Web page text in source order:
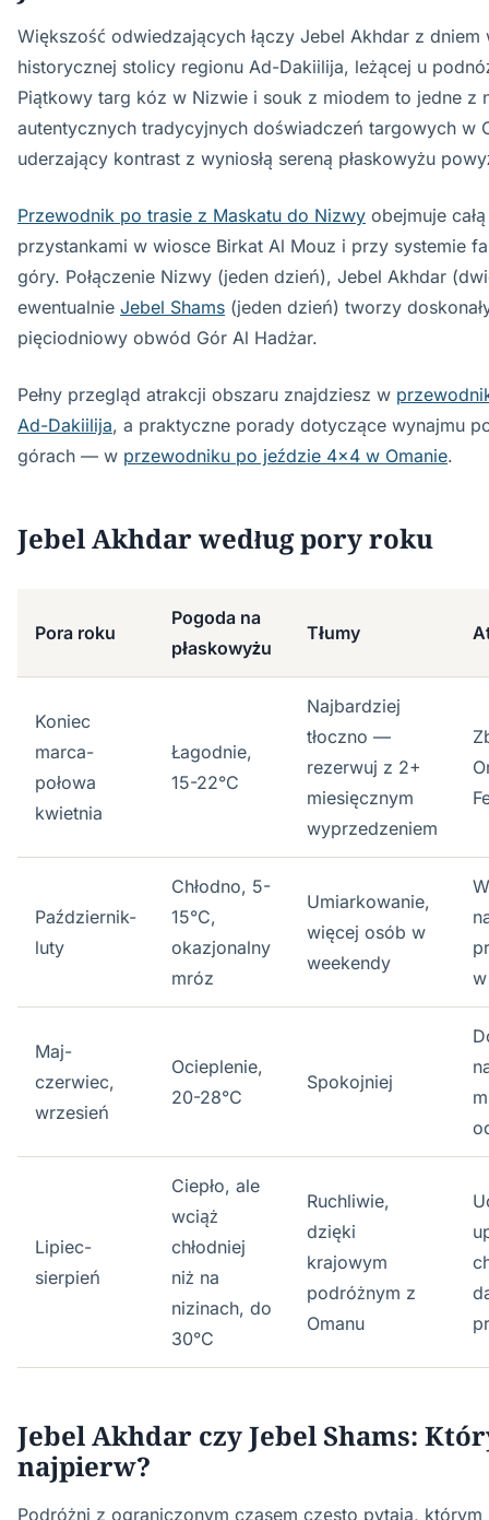
Większość odwiedzających łączy Jebel Akhdar z
historycznej stolicy regionu Ad-Dakiilija, leżącej u
Piątkowy targ kóz w Nizwie i souk z miodem to jedne z
autentycznych tradycyjnych doświadczeń targowych w
uderzający kontrast z wyniosłą sereną płaskowyżu
Przewodnik po trasie z Maskatu do Nizwy obejmuje
przystankami w wiosce Birkat Al Mouz i przy systemie
góry. Połączenie Nizwy (jeden dzień), Jebel Akhdar
ewentualnie Jebel Shams (jeden dzień) tworzy
pięciodniowy obwód Gór Al Hadżar.
Pełny przegląd atrakcji obszaru znajdziesz w
Ad-Dakiilija, a praktyczne porady dotyczące wynajmu
górach — w przewodniku po jeździe 4x4 w Omanie.
Jebel Akhdar według pory roku
Pora roku
Pogoda na
płaskowyżu
Tłumy
Koniec
marca-
połowa
kwietnia
Łagodnie,
15-22°C
Najbardziej
tłoczno —
rezerwuj z 2+
miesięcznym
wyprzedzeniem
Październik-
luty
Chłodno, 5-
15°C,
okazjonalny
mróz
Umiarkowanie,
więcej osób w
weekendy
Maj-
czerwiec,
wrzesień
Ocieplenie,
20-28°C
Spokojniej
Lipiec-
sierpień
Ciepło, ale
wciąż
chłodniej
niż na
nizinach, do
30°C
Ruchliwie,
dzięki
krajowym
podróżnym z
Omanu
Jebel Akhdar czy Jebel Shams:
najpierw?
Podróżni z ograniczonym czasem często pytają,